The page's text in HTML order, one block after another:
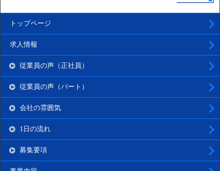
トップページ
求人情報
従業員の声（正社員）
従業員の声（パート）
会社の雰囲気
1日の流れ
募集要項